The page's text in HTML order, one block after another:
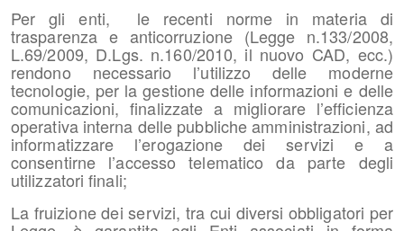
Per gli enti, le recenti norme in materia di
trasparenza e anticorruzione (Legge n.133/2008,
L.69/2009, D.Lgs. n.160/2010, il nuovo CAD, ecc.)
rendono necessario l’utilizzo delle moderne
tecnologie, per la gestione delle informazioni e delle
comunicazioni, finalizzate a migliorare l’efficienza
operativa interna delle pubbliche amministrazioni, ad
informatizzare l’erogazione dei servizi e a
consentirne l’accesso telematico da parte degli
utilizzatori finali;
La fruizione dei servizi, tra cui diversi obbligatori per